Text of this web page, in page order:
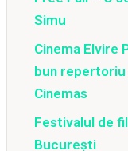
Simu
Cinema Elvire
bun repertoriu
Cinemas
Festivalul de
București